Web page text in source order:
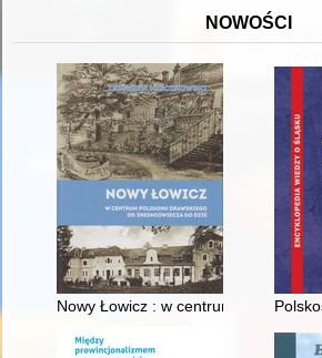
NOWOŚCI
Nowy Łowicz : w centrum poligonu